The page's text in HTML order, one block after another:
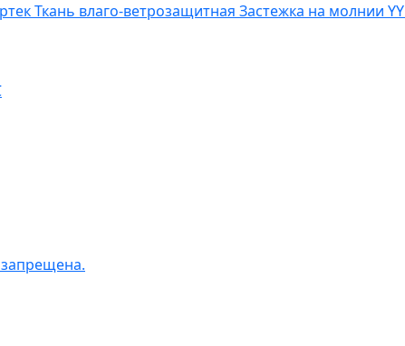
Ткань влаго-ветрозащитная Застежка на молнии